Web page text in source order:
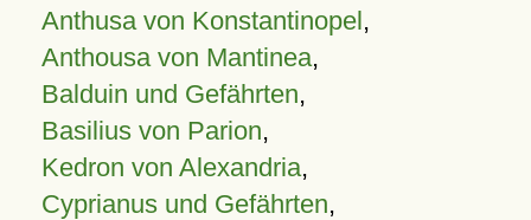
Anthusa von Konstantinopel,
Anthousa von Mantinea,
Balduin und Gefährten,
Basilius von Parion,
Kedron von Alexandria,
Cyprianus und Gefährten,